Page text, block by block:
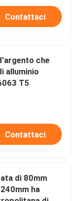
Contattaci
che
alluminio
T5
Contattaci
di 80mm
ha